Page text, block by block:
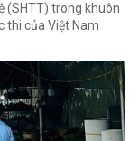
(SHTT) trong khuôn
thi của Việt Nam